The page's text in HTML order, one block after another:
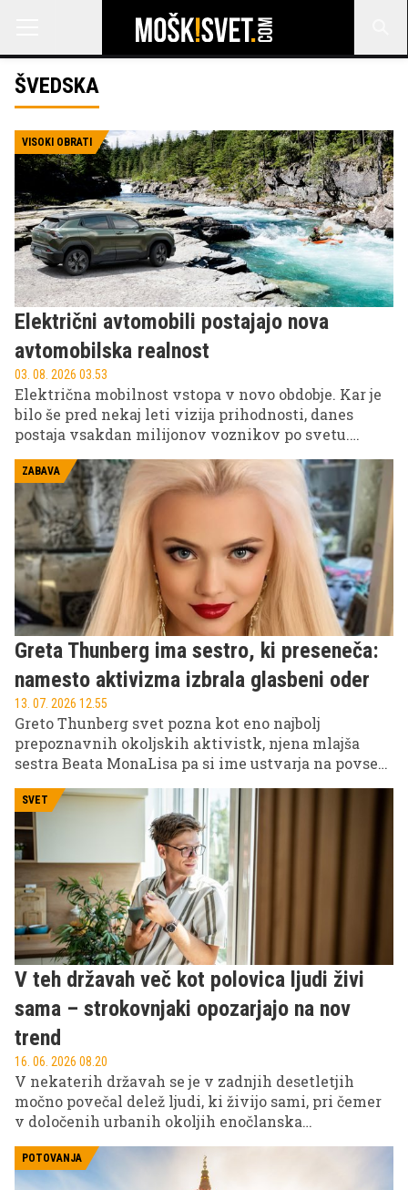
ŠVEDSKA
VISOKI OBRATI
Električni avtomobili postajajo nova
avtomobilska realnost
03. 08. 2026 03.53
Električna mobilnost vstopa v novo obdobje. Kar je
bilo še pred nekaj leti vizija prihodnosti, danes
postaja vsakdan milijonov voznikov po svetu.
2026 svetovalne družbe Roland Berger kažejo, da je
bil leta 2025 že vsak četrti nov avtomobil, prodan
globalno, električen.
ZABAVA
Greta Thunberg ima sestro, ki preseneča:
namesto aktivizma izbrala glasbeni oder
13. 07. 2026 12.55
Greto Thunberg svet pozna kot eno najbolj
prepoznavnih okoljskih aktivistk, njena mlajša
sestra Beata MonaLisa pa si ime ustvarja na povsem
drugem področju. Namesto protestnih govorov je
izbrala glasbo, oder in umetniški izraz.
SVET
V teh državah več kot polovica ljudi živi
sama – strokovnjaki opozarjajo na nov
trend
16. 06. 2026 08.20
V nekaterih državah se je v zadnjih desetletjih
močno povečal delež ljudi, ki živijo sami, pri čemer
v določenih urbanih okoljih enočlanska
gospodinjstva predstavljajo celo več kot polovico
vseh oblik bivanja.
POTOVANJA